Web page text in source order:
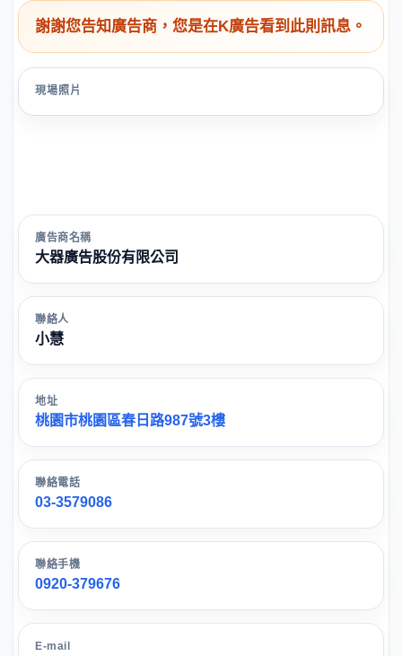
謝謝您告知廣告商，您是在K廣告看到此則訊息。
現場照片
廣告商名稱
大器廣告股份有限公司
聯絡人
小慧
地址
桃園市桃園區春日路987號3樓
聯絡電話
03-3579086
聯絡手機
0920-379676
E-mail